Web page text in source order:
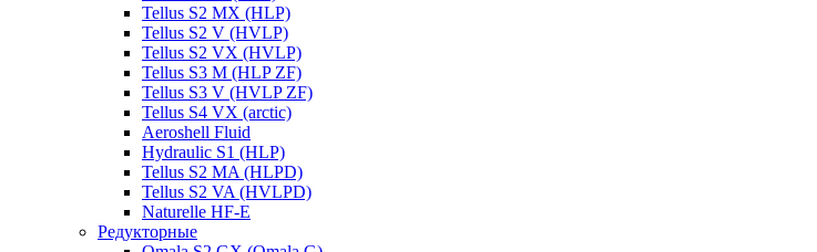
Tellus S2 MХ (HLP)
Tellus S2 V (HVLP)
Tellus S2 VX (HVLP)
Tellus S3 M (HLP ZF)
Tellus S3 V (HVLP ZF)
Tellus S4 VX (arctic)
Aeroshell Fluid
Hydraulic S1 (HLP)
Tellus S2 MA (HLPD)
Tellus S2 VA (HVLPD)
Naturelle HF-E
Редукторные